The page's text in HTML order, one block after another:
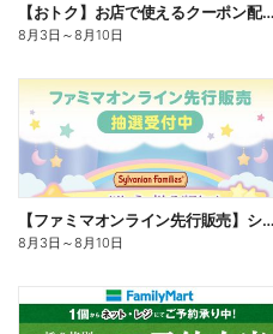
【おトク】お店で使えるクーポン配信中
8月3日 ～8月10日
【ファミマオンライン先行販売】シルバニアファミリー
8月3日 ～8月10日